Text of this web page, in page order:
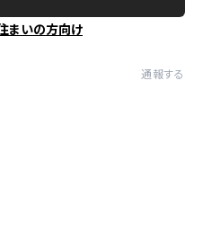
まいの方向け
通報する